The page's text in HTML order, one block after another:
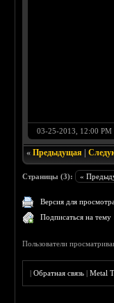
03-25-2013, 12:00 PM
«Предыдущая |
Страницы (3): «
Версия для
Подписаться на тему
Пользователи
|Обратная связь |Metal